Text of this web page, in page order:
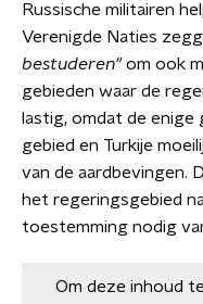
Russische militairen
Verenigde Naties
bestuderen"om ook
gebieden waar de
lastig, omdat de
gebied en Turkije
van de aardbevingen.
het regeringsgebied
toestemming nodig
Om deze inhoud